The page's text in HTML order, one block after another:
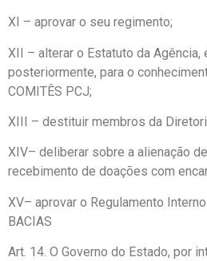
XI – aprovar o seu regimento;
XII – alterar o Estatuto da Agência,
posteriormente, para o
COMITÊS PCJ;
XIII – destituir membros da
XIV– deliberar sobre a alienação
recebimento de doações com
XV– aprovar o Regulamento Interno
BACIAS
Art. 14. O Governo do Estado, por